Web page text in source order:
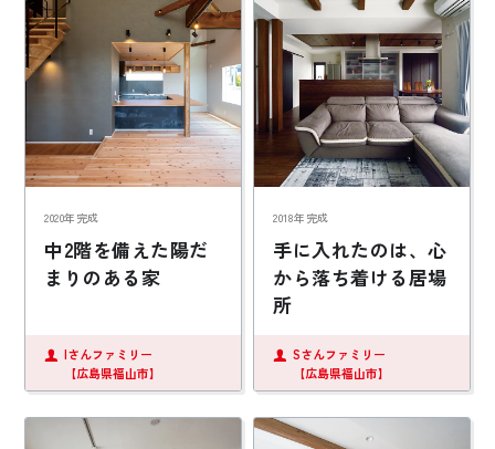
2020年完成
中2階を備えた陽だ
まりのある家
Iさんファミリー
【広島県福山市】
2018年完成
手に入れたのは、心
から落ち着ける居場
所
Sさんファミリー
【広島県福山市】